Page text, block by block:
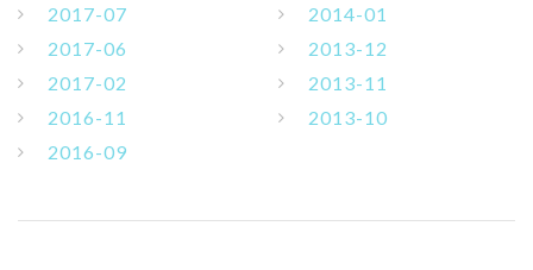
2017-07
2017-06
2017-02
2016-11
2016-09
2014-01
2013-12
2013-11
2013-10